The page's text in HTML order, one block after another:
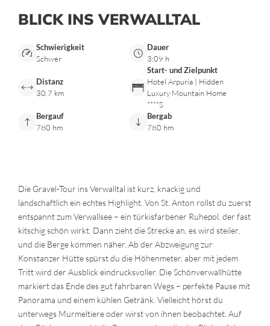
BLICK INS VERWALLTAL
Schwierigkeit
Schwer
Dauer
3:09 h
Distanz
30.7 km
Start- und Zielpunkt
Hotel Arpuria | Hidden
Luxury Mountain Home
****S
Bergauf
780 hm
Bergab
780 hm
Die Gravel-Tour ins Verwalltal ist kurz, knackig und
landschaftlich ein echtes Highlight. Von St. Anton rollst du zuerst
entspannt zum Verwallsee – ein türkisfarbener Ruhepol, der fast
kitschig schön wirkt. Dann zieht die Strecke an, es wird steiler,
und die Berge kommen näher. Ab der Abzweigung zur
Konstanzer Hütte spürst du die Höhenmeter, aber mit jedem
Tritt wird der Ausblick eindrucksvoller. Die Schönverwallhütte
markiert das Ende des gut fahrbaren Wegs – perfekte Pause mit
Panorama und einem kühlen Getränk. Vielleicht hörst du
unterwegs Murmeltiere oder wirst von ihnen beobachtet. Auf